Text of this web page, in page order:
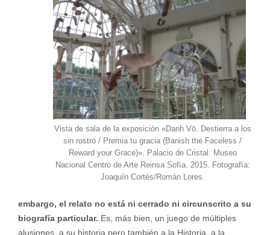
Vista de sala de la exposición «Danh Vō. Destierra a los
sin rostro / Premia tu gracia (Banish the Faceless /
Reward your Grace)». Palacio de Cristal. Museo
Nacional Centro de Arte Reinsa Sofía. 2015. Fotografía:
Joaquín Cortés/Román Lores.
embargo, el relato no está ni cerrado ni circunscrito a su
biografía particular. Es, más bien, un juego de múltiples
alusiones, a su historia pero también a la Historia, a la